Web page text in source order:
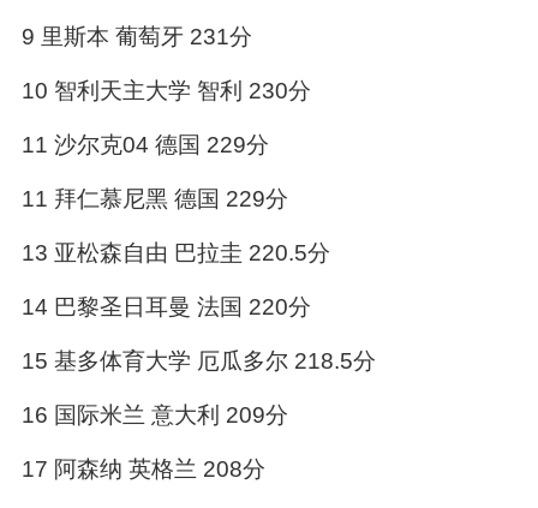
9 里斯本 葡萄牙 231分
10 智利天主大学 智利 230分
11 沙尔克04 德国 229分
11 拜仁慕尼黑 德国 229分
13 亚松森自由 巴拉圭 220.5分
14 巴黎圣日耳曼 法国 220分
15 基多体育大学 厄瓜多尔 218.5分
16 国际米兰 意大利 209分
17 阿森纳 英格兰 208分